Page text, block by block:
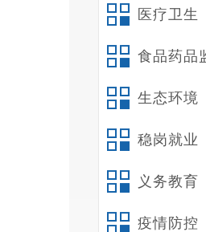
医疗卫生
食品药品
生态环境
稳岗就业
义务教育
疫情防控